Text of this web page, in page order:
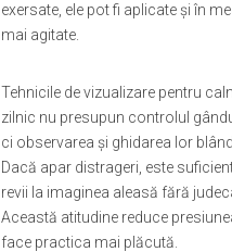
exersate, ele pot fi aplicate și în
mai agitate.
Tehnicile de vizualizare pentru
zilnic nu presupun controlul
ci observarea și ghidarea lor
Dacă apar distrageri, este
revii la imaginea aleasă fără
Această atitudine reduce
face practica mai plăcută.